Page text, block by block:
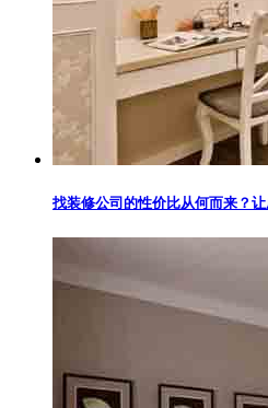
找装修公司的性价比从何而来？